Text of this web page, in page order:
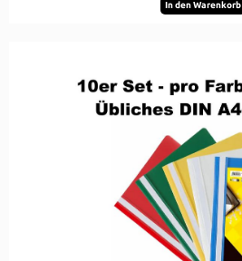
In den Warenkorb